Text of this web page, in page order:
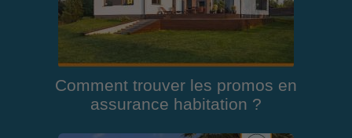
Comment trouver les promos en
assurance habitation ?